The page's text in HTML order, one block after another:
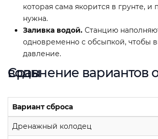
которая сама якорится в грунте, и
нужна.
Заливка водой. Станцию
одновременно с обсыпкой, чтобы
давление.
Сравнение вариантов отведения воды
Вариант сброса
Дренажный колодец